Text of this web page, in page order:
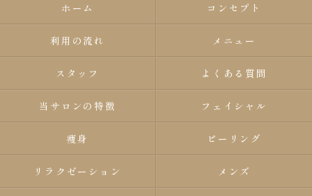
ホーム コンセプト
利用の流れ メニュー
スタッフ よくある質問
当サロンの特徴 フェイシャル
痩身 ピーリング
リラクゼーション メンズ